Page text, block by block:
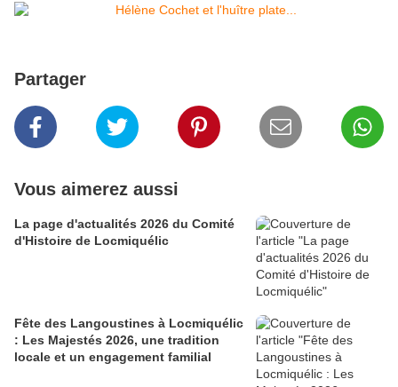
Partager
Vous aimerez aussi
La page d'actualités 2026 du Comité
d'Histoire de Locmiquélic
Fête des Langoustines à Locmiquélic
: Les Majestés 2026, une tradition
locale et un engagement familial